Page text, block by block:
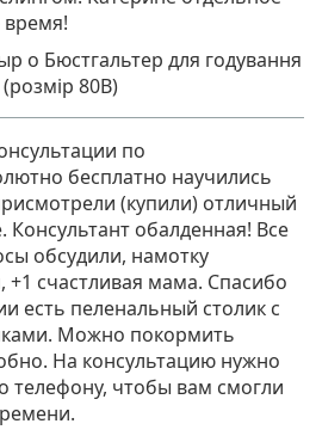
время!
о Бюстгальтер для годування
80В)
по
бесплатно научились
(купили) отличный
Консультант обалденная! Все
обсудили, намотку
счастливая мама. Спасибо
есть пеленальный столик с
Можно покормить
На консультацию нужно
телефону, чтобы вам смогли